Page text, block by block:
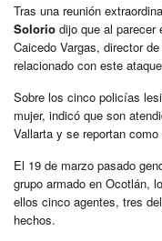
Tras una reunión
Solorio dijo que al parecer
Caicedo Vargas, director
relacionado con este
Sobre los cinco policías
mujer, indicó que son
Vallarta y se reportan
El 19 de marzo pasado
grupo armado en Ocotlán,
ellos cinco agentes, tres
hechos.